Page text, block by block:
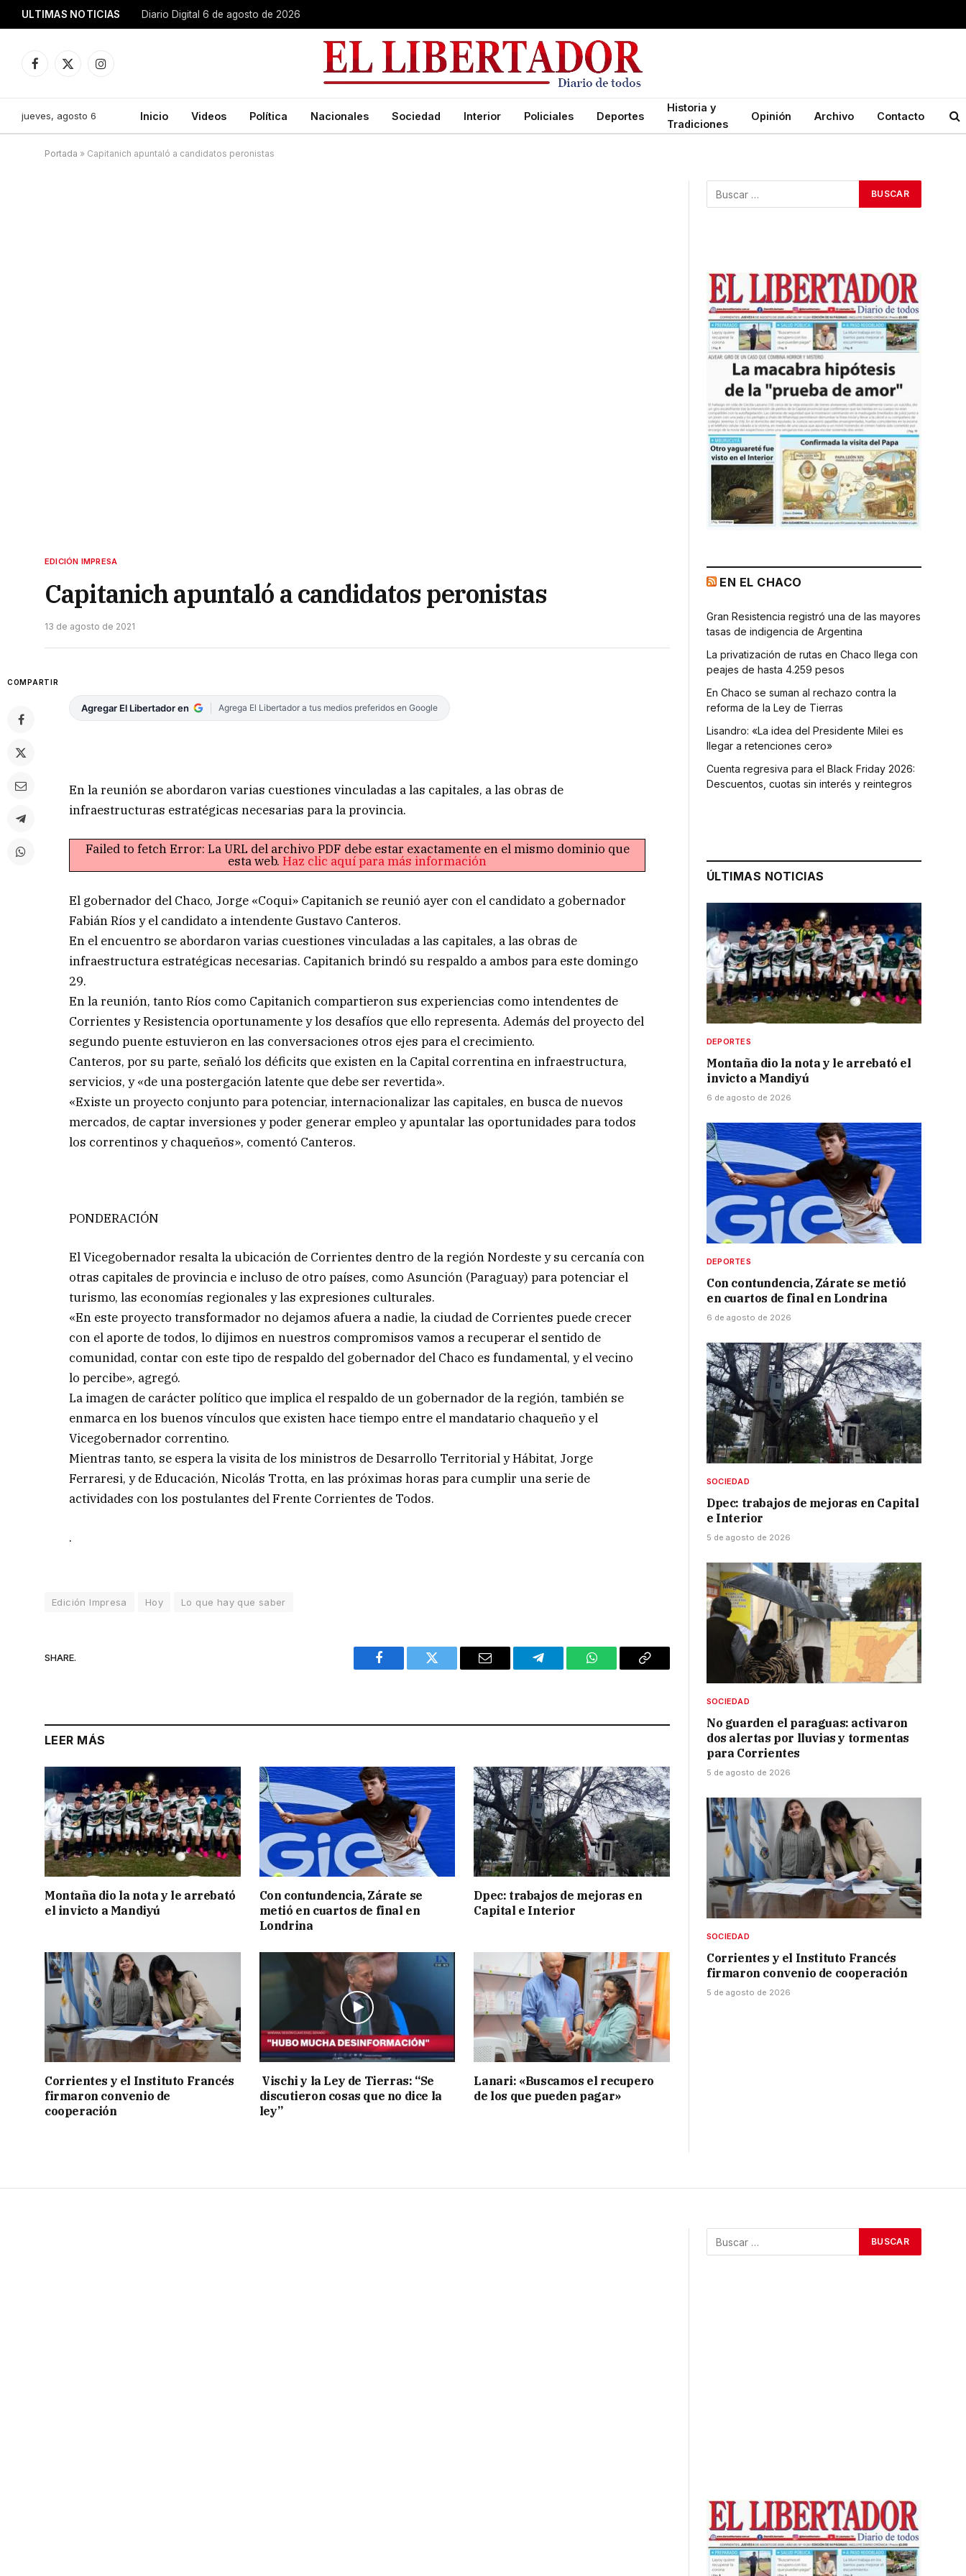
ULTIMAS NOTICIAS Diario Digital 6 de agosto de 2026
Facebook
X
Instagram
jueves, agosto 6 Inicio Videos Política Nacionales Sociedad Interior Policiales Deportes
Historia y
Tradiciones
Opinión Archivo Contacto
Portada » Capitanich apuntaló a candidatos peronistas
EDICIÓN IMPRESA
Capitanich apuntaló a candidatos peronistas
13 de agosto de 2021
COMPARTIR
Agregar El Libertador en Agrega El Libertador a tus medios preferidos en Google
En la reunión se abordaron varias cuestiones vinculadas a las capitales, a las obras de
infraestructuras estratégicas necesarias para la provincia.
Failed to fetch Error: La URL del archivo PDF debe estar exactamente en el mismo dominio que
esta web. Haz clic aquí para más información
El gobernador del Chaco, Jorge «Coqui» Capitanich se reunió ayer con el candidato a gobernador
Fabián Ríos y el candidato a intendente Gustavo Canteros.
En el encuentro se abordaron varias cuestiones vinculadas a las capitales, a las obras de
infraestructura estratégicas necesarias. Capitanich brindó su respaldo a ambos para este domingo
29.
En la reunión, tanto Ríos como Capitanich compartieron sus experiencias como intendentes de
Corrientes y Resistencia oportunamente y los desafíos que ello representa. Además del proyecto del
segundo puente estuvieron en las conversaciones otros ejes para el crecimiento.
Canteros, por su parte, señaló los déficits que existen en la Capital correntina en infraestructura,
servicios, y «de una postergación latente que debe ser revertida».
«Existe un proyecto conjunto para potenciar, internacionalizar las capitales, en busca de nuevos
mercados, de captar inversiones y poder generar empleo y apuntalar las oportunidades para todos
los correntinos y chaqueños», comentó Canteros.
PONDERACIÓN
El Vicegobernador resalta la ubicación de Corrientes dentro de la región Nordeste y su cercanía con
otras capitales de provincia e incluso de otro países, como Asunción (Paraguay) para potenciar el
turismo, las economías regionales y las expresiones culturales.
«En este proyecto transformador no dejamos afuera a nadie, la ciudad de Corrientes puede crecer
con el aporte de todos, lo dijimos en nuestros compromisos vamos a recuperar el sentido de
comunidad, contar con este tipo de respaldo del gobernador del Chaco es fundamental, y el vecino
lo percibe», agregó.
La imagen de carácter político que implica el respaldo de un gobernador de la región, también se
enmarca en los buenos vínculos que existen hace tiempo entre el mandatario chaqueño y el
Vicegobernador correntino.
Mientras tanto, se espera la visita de los ministros de Desarrollo Territorial y Hábitat, Jorge
Ferraresi, y de Educación, Nicolás Trotta, en las próximas horas para cumplir una serie de
actividades con los postulantes del Frente Corrientes de Todos.
.
Edición Impresa Hoy Lo que hay que saber
SHARE.
Facebook Twitter Email Telegram WhatsAppCopy
LEER MÁS
Montaña dio la nota y le arrebató
el invicto a Mandiyú
Con contundencia, Zárate se
metió en cuartos de final en
Londrina
Dpec: trabajos de mejoras en
Capital e Interior
Corrientes y el Instituto Francés
firmaron convenio de
cooperación
Vischi y la Ley de Tierras: “Se
discutieron cosas que no dice la
ley”
Lanari: «Buscamos el recupero
de los que pueden pagar»
EN EL CHACO
Gran Resistencia registró una de las mayores
tasas de indigencia de Argentina
La privatización de rutas en Chaco llega con
peajes de hasta 4.259 pesos
En Chaco se suman al rechazo contra la
reforma de la Ley de Tierras
Lisandro: «La idea del Presidente Milei es
llegar a retenciones cero»
Cuenta regresiva para el Black Friday 2026:
Descuentos, cuotas sin interés y reintegros
ÚLTIMAS NOTICIAS
DEPORTES
Montaña dio la nota y le arrebató el
invicto a Mandiyú
6 de agosto de 2026
DEPORTES
Con contundencia, Zárate se metió
en cuartos de final en Londrina
6 de agosto de 2026
SOCIEDAD
Dpec: trabajos de mejoras en Capital
e Interior
5 de agosto de 2026
SOCIEDAD
No guarden el paraguas: activaron
dos alertas por lluvias y tormentas
para Corrientes
5 de agosto de 2026
SOCIEDAD
Corrientes y el Instituto Francés
firmaron convenio de cooperación
5 de agosto de 2026